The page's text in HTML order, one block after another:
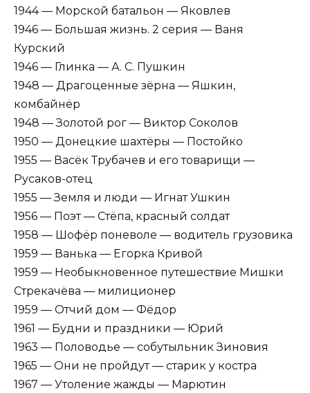
1944 — Морской батальон — Яковлев
1946 — Большая жизнь. 2 серия — Ваня
Курский
1946 — Глинка — А. С. Пушкин
1948 — Драгоценные зёрна — Яшкин,
комбайнёр
1948 — Золотой рог — Виктор Соколов
1950 — Донецкие шахтёры — Постойко
1955 — Васёк Трубачев и его товарищи —
Русаков-отец
1955 — Земля и люди — Игнат Ушкин
1956 — Поэт — Стёпа, красный солдат
1958 — Шофёр поневоле — водитель грузовика
1959 — Ванька — Егорка Кривой
1959 — Необыкновенное путешествие Мишки
Стрекачёва — милиционер
1959 — Отчий дом — Фёдор
1961 — Будни и праздники — Юрий
1963 — Половодье — собутыльник Зиновия
1965 — Они не пройдут — старик у костра
1967 — Утоление жажды — Марютин